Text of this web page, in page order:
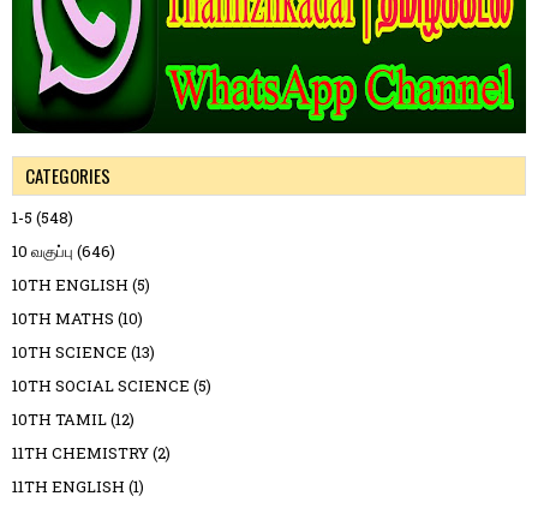
CATEGORIES
1-5 (548)
10 வகுப்பு (646)
10TH ENGLISH (5)
10TH MATHS (10)
10TH SCIENCE (13)
10TH SOCIAL SCIENCE (5)
10TH TAMIL(12)
11TH CHEMISTRY(2)
11TH ENGLISH (1)